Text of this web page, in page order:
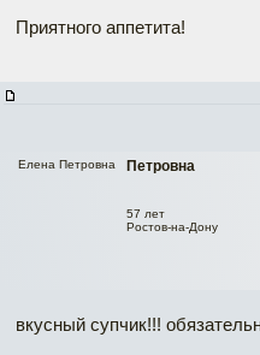
Приятного аппетита!
Петровна
Елена Петровна
57 лет
Ростов-на-Дону
вкусный супчик!!!